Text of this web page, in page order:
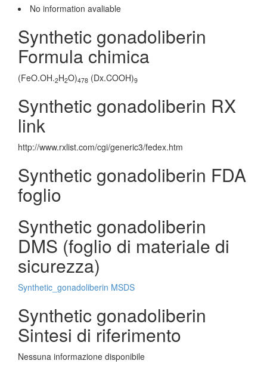
No information avaliable
Synthetic gonadoliberin
Formula chimica
(FeO.OH.2H2O)478 (Dx.COOH)9
Synthetic gonadoliberin RX
link
http://www.rxlist.com/cgi/generic3/fedex.htm
Synthetic gonadoliberin FDA
foglio
Synthetic gonadoliberin
DMS (foglio di materiale di
sicurezza)
Synthetic_gonadoliberin MSDS
Synthetic gonadoliberin
Sintesi di riferimento
Nessuna informazione disponibile